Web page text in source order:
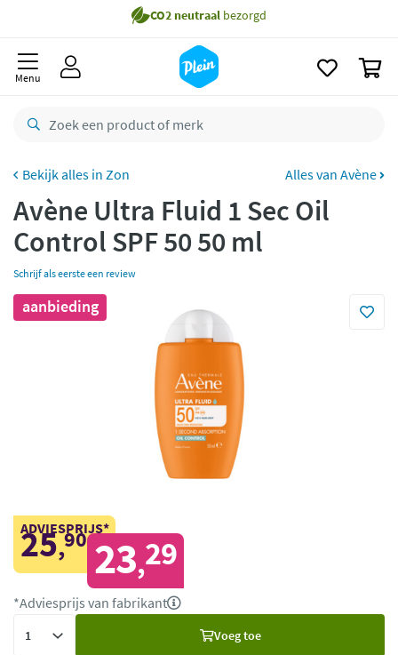
Gratisretourneren
Menu
Zon Alles van Avène
Avène Ultra Fluid 1 Sec Oil
Control SPF 50 50 ml
Schrijf als eerste een review
aanbieding
ADVIESPRIJS*
25,90 23,29
*Adviesprijs van fabrikant
Voeg toe